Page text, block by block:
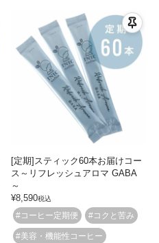
[定期]スティック60本お届けコー
ス～リフレッシュアロマ GABA
～
¥8,590税込
#コーヒー定期便 #コクと苦み
#美容・機能性コーヒー